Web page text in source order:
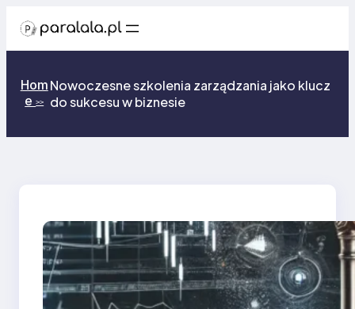
treści
Hom
e>>
Nowoczesne szkolenia zarządzania jako klucz
do sukcesu w biznesie